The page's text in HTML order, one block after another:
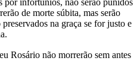
de morte súbita, mas serão
na graça se for justo e
Rosário não morrerão sem antes